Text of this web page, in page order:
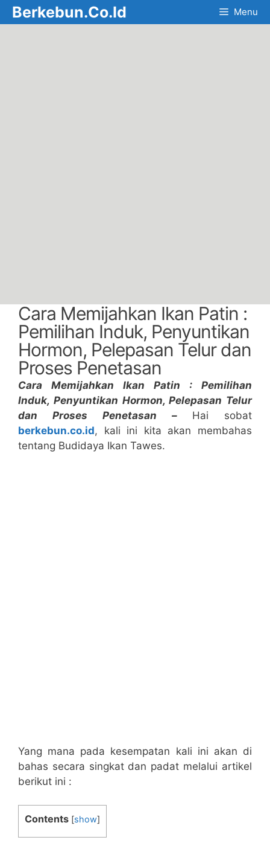
Skip
to
Berkebun.Co.Id Menu
Cara Memijahkan Ikan Patin :
Pemilihan Induk, Penyuntikan
Hormon, Pelepasan Telur dan
Proses Penetasan
Cara Memijahkan Ikan Patin : Pemilihan
Induk, Penyuntikan Hormon, Pelepasan Telur
dan Proses Penetasan – Hai sobat
berkebun.co.id, kali ini kita akan membahas
tentang Budidaya Ikan Tawes.
Yang mana pada kesempatan kali ini akan di
bahas secara singkat dan padat melalui artikel
berikut ini :
Contents [show]